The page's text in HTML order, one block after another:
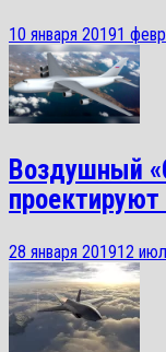
10 января 20191
Воздушный
28 января 201912